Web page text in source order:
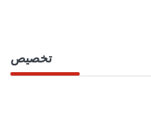
تخصيص